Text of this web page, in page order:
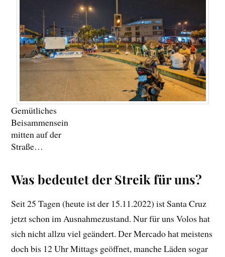
Gemütliches
Beisammensein
mitten auf der
Straße…
Was bedeutet der Streik für uns?
Seit 25 Tagen (heute ist der 15.11.2022) ist Santa Cruz
jetzt schon im Ausnahmezustand. Nur für uns Volos hat
sich nicht allzu viel geändert. Der Mercado hat meistens
doch bis 12 Uhr Mittags geöffnet, manche Läden sogar